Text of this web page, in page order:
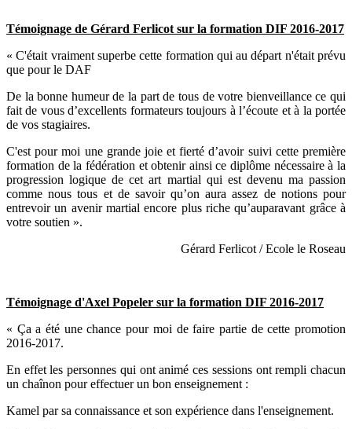
Témoignage de Gérard Ferlicot sur la formation DIF 2016-2017
« C'était vraiment superbe cette formation qui au départ n'était prévu
que pour le DAF
De la bonne humeur de la part de tous de votre bienveillance ce qui
fait de vous d’excellents formateurs toujours à l’écoute et à la portée
de vos stagiaires.
C'est pour moi une grande joie et fierté d’avoir suivi cette première
formation de la fédération et obtenir ainsi ce diplôme nécessaire à la
progression logique de cet art martial qui est devenu ma passion
comme nous tous et de savoir qu’on aura assez de notions pour
entrevoir un avenir martial encore plus riche qu’auparavant grâce à
votre soutien ».
Gérard Ferlicot / Ecole le Roseau
Témoignage d'Axel Popeler sur la formation DIF 2016-2017
« Ça a été une chance pour moi de faire partie de cette promotion
2016-2017.
En effet les personnes qui ont animé ces sessions ont rempli chacun
un chaînon pour effectuer un bon enseignement :
Kamel par sa connaissance et son expérience dans l'enseignement.